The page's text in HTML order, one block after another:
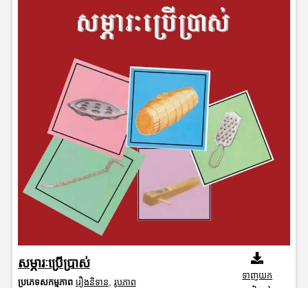
សម្ភារៈប្រើប្រាស់
ប្រភេទសកម្មភាព រឿងនិទាន រូបភាព
ទាញយក